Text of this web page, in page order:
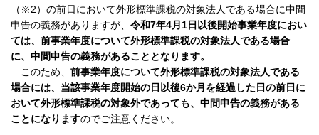
（※2）の前日において外形標準課税の対象法人である場合に中間
申告の義務がありますが、 令和7年4月1日以後開始事業年度におい
ては、前事業年度について外形標準課税の対象法人である場合
に、中間申告の義務があることとなります。
このため、 前事業年度について外形標準課税の対象法人である
場合には、当該事業年度開始の日以後6か月を経過した日の前日に
おいて外形標準課税の対象外であっても、中間申告の義務がある
ことになりますのでご注意ください。